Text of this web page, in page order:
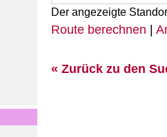
Der angezeigte
Route berechnen |
« Zurück zu den